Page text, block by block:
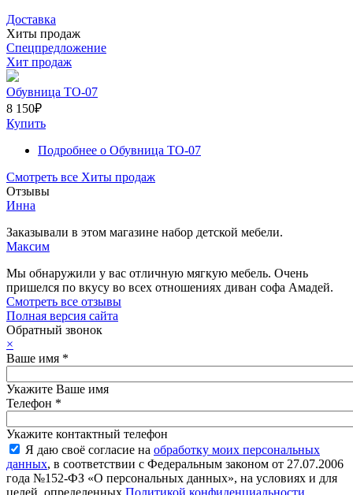
Доставка
Хиты продаж
Спецпредложение
Хит продаж
Обувница ТО-07
8 150₽
Купить
Подробнее о Обувница ТО-07
Смотреть все Хиты продаж
Отзывы
Инна
Заказывали в этом магазине набор детской мебели.
Максим
Мы обнаружили у вас отличную мягкую мебель. Очень
пришелся по вкусу во всех отношениях диван софа Амадей.
Смотреть все отзывы
Полная версия сайта
Обратный звонок
×
Ваше имя *
Укажите Ваше имя
Телефон *
Укажите контактный телефон
Я даю своё согласие на обработку моих персональных
данных, в соответствии с Федеральным законом от 27.07.2006
года №152-ФЗ «О персональных данных», на условиях и для
целей, определенных Политикой конфиденциальности